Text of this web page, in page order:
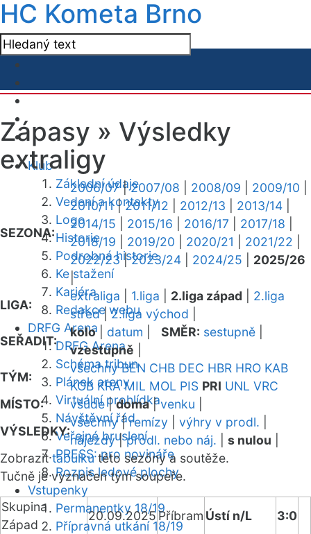
HC Kometa Brno
Klub
Základní údaje
Vedení a kontakty
Logo
Historie
Podrobná historie
Ke stažení
Kariéra
Redakce webu
DRFG Arena
DRFG Arena
Schéma tribun
Plánek areny
Virtuální prohlídka
Návštěvní řád
Veřejné bruslení
PRESS: pro novináře
Rozpis ledové plochy
Vstupenky
Permanentky 18/19
Přípravná utkání 18/19
Zápasy » Výsledky
extraligy
SEZONA:
2006/07|2007/08 2008/09 2009/10
2010/11|2011/12 2012/13 2013/14
2014/15
2015/16 2016/17 2017/18
2018/19
2019/20 2020/21 2021/22
2022/23|2023/24 2024/25
2025/26
|
LIGA:
extraliga 1.liga 2.liga západ
2.liga
střed|2.liga východ
SEŘADIT:
kolo| datum SMĚR: sestupně
vzestupně
TÝM:
všechny BEN CHB DEC HBR HRO KAB
KOB KRA MIL MOL PIS PRI UNL VRC
MÍSTO:
všude|doma|venku
VÝSLEDKY:
všechny|remízy výhry v prodl.
nájezdy|prodl. nebo náj. s nulou
Zobrazittabulkutéto sezóny a soutěže.
Tučně je vyznačen tým soupeře.
Skupina
Západ
20.09.2025Příbram Ústí n/L
3:0